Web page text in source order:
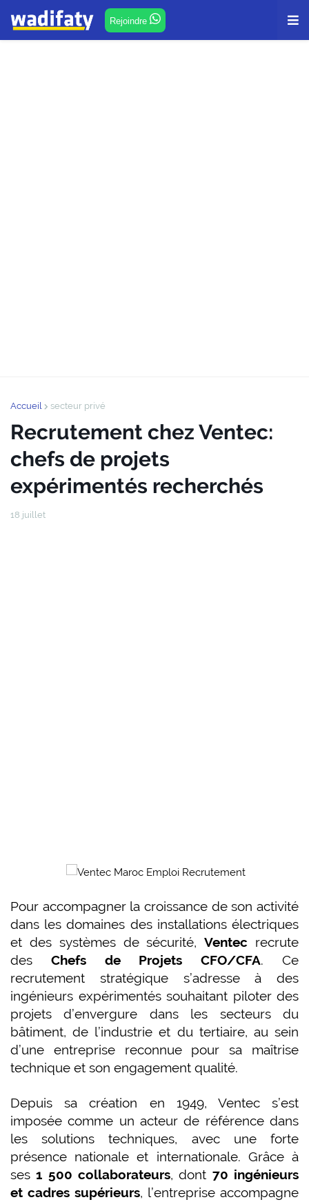
Rejoindre
Accueil secteur privé
Recrutement chez Ventec:
chefs de projets
expérimentés recherchés
18 juillet
Pour accompagner la croissance de son activité
dans les domaines des installations électriques
et des systèmes de sécurité,Ventec recrute
des Chefs de Projets CFO/CFA. Ce
recrutement stratégique s’adresse à des
ingénieurs expérimentés souhaitant piloter des
projets d’envergure dans les secteurs du
bâtiment, de l’industrie et du tertiaire, au sein
d’une entreprise reconnue pour sa maîtrise
technique et son engagement qualité.
Depuis sa création en 1949, Ventec s’est
imposée comme un acteur de référence dans
les solutions techniques, avec une forte
présence nationale et internationale. Grâce à
ses1 500 collaborateurs, dont 70 ingénieurs
et cadres supérieurs, l’entreprise accompagne